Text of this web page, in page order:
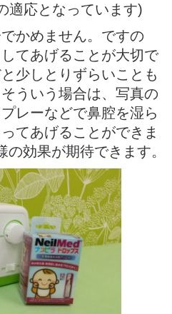
適応となっています)
かめません。ですの
てあげることが大切で
少しとりずらいことも
ういう場合は、写真の
レーなどで鼻腔を湿ら
てあげることができま
効果が期待できます。